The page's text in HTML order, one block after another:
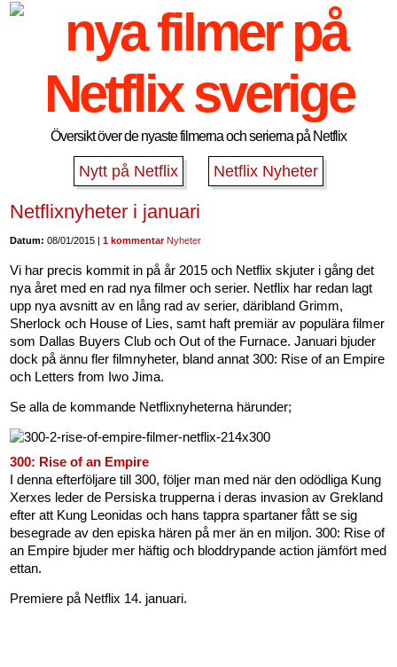
Översikt över de nyaste filmerna och serierna på Netflix
Nytt på Netflix Netflix Nyheter
Netflixnyheter i januari
Datum: 08/01/2015 |1 kommentar Nyheter
Vi har precis kommit in på år 2015 och Netflix skjuter i gång det
nya året med en rad nya filmer och serier. Netflix har redan lagt
upp nya avsnitt av en lång rad av serier, däribland Grimm,
Sherlock och House of Lies, samt haft premiär av populära filmer
som Dallas Buyers Club och Out of the Furnace. Januari bjuder
dock på ännu fler filmnyheter, bland annat 300: Rise of an Empire
och Letters from Iwo Jima.
Se alla de kommande Netflixnyheterna härunder;
300: Rise of an Empire
I denna efterföljare till 300, följer man med när den odödliga Kung
Xerxes leder de Persiska trupperna i deras invasion av Grekland
efter att Kung Leonidas och hans tappra spartaner fått se sig
besegrade av den episka hären på mer än en miljon. 300: Rise of
an Empire bjuder mer häftig och bloddrypande action jämfört med
ettan.
Premiere på Netflix 14. januari.